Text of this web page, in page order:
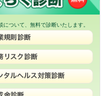
について、無料で診断いたします。